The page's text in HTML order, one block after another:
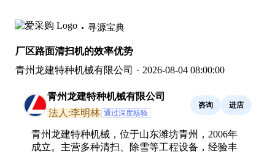
寻源宝典
厂区路面清扫机的效率优势
青州龙建特种机械有限公司 · 2026-08-04 08:00:00
青州龙建特种机械有限公司
法人:李明林 通过深度核验
咨询 进店
青州龙建特种机械，位于山东潍坊青州，2006年
成立。主营多种清扫、除雪等工程设备，经验丰